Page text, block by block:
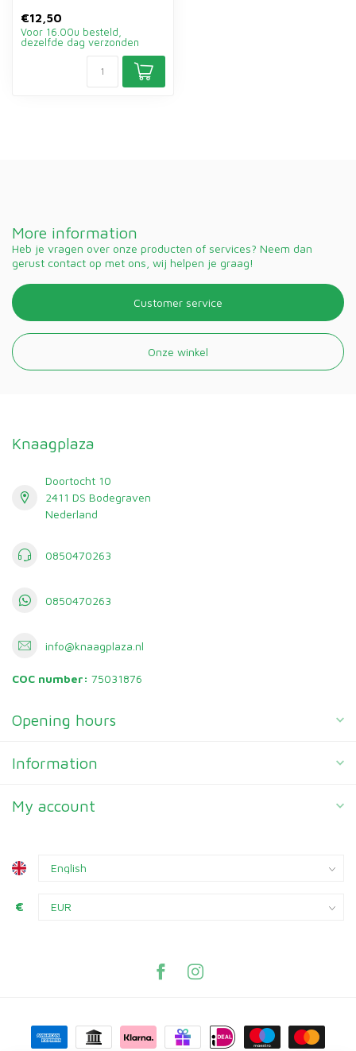
€12,50
Voor 16.00u besteld,
dezelfde dag verzonden
More information
Heb je vragen over onze producten of services? Neem dan
gerust contact op met ons, wij helpen je graag!
Customer service
Onze winkel
Knaagplaza
Doortocht 10
2411 DS Bodegraven
Nederland
0850470263
0850470263
info@knaagplaza.nl
COC number: 75031876
Opening hours
Information
My account
€